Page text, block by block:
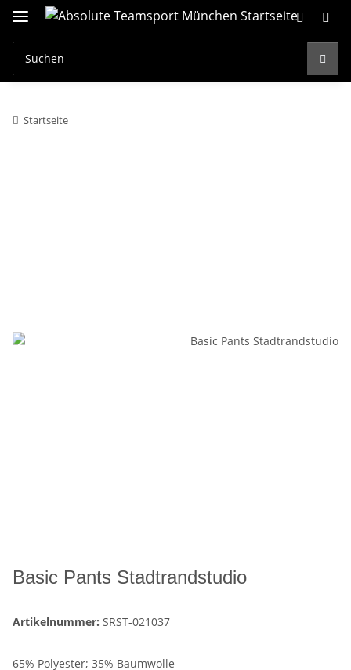
Startseite
Basic Pants Stadtrandstudio
Artikelnummer: SRST-021037
65% Polyester; 35% Baumwolle